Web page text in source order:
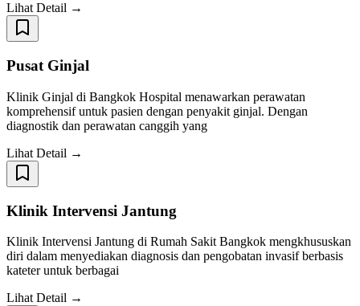
Lihat Detail →
Pusat Ginjal
Klinik Ginjal di Bangkok Hospital menawarkan perawatan
komprehensif untuk pasien dengan penyakit ginjal. Dengan
diagnostik dan perawatan canggih yang
Lihat Detail →
Klinik Intervensi Jantung
Klinik Intervensi Jantung di Rumah Sakit Bangkok mengkhususkan
diri dalam menyediakan diagnosis dan pengobatan invasif berbasis
kateter untuk berbagai
Lihat Detail →